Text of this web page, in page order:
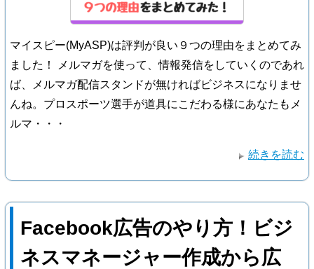
マイスピー(MyASP)は評判が良い９つの理由をまとめてみ
ました！ メルマガを使って、情報発信をしていくのであれ
ば、メルマガ配信スタンドが無ければビジネスになりませ
んね。プロスポーツ選手が道具にこだわる様にあなたもメ
ルマ・・・
続きを読む
Facebook広告のやり方！ビジ
ネスマネージャー作成から広